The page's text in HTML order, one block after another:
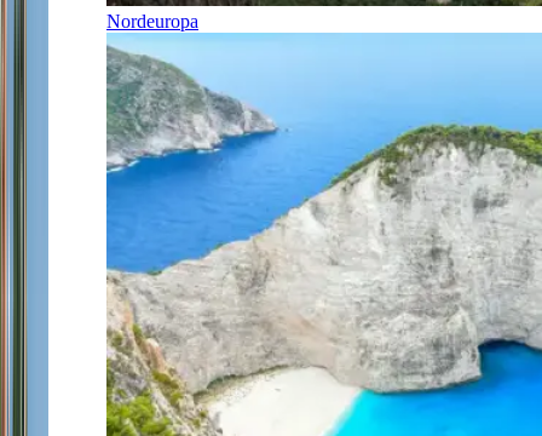
Nordeuropa